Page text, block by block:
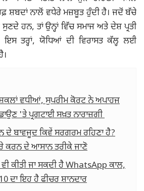
ਸ਼ਬਦਾਂ ਨਾਲੋਂ ਵਧੇਰੇ ਮਜ਼ਬੂਤ ​​ਹੁੰਦੀ ਹੈ। ਜਦੋਂ ਬੱਚੇ
ਹਨ, ਤਾਂ ਉਨ੍ਹਾਂ ਵਿੱਚ ਸਮਾਜ ਅਤੇ ਦੇਸ਼ ਪ੍ਰਤੀ
ਇਸ ਤਰ੍ਹਾਂ, ਯੋਧਿਆਂ ਦੀ ਵਿਰਾਸਤ ਕੱਲ੍ਹ ਲਈ
ਵਧੀਆਂ, ਸੁਪਰੀਮ ਕੋਰਟ ਨੇ ਅਪਾਹਜ
'ਤੇ ਪ੍ਰਗਟਾਈ ਸਖ਼ਤ ਨਾਰਾਜ਼ਗੀ
ਬਾਵਜੂਦ ਕਿਵੇਂ ਸਰਗਰਮ ਰਹਿਣਾ ਹੈ?
ਕਰਨ ਦੇ ਆਸਾਨ ਤਰੀਕੇ ਜਾਣੋ
ਕੀਤੀ ਜਾ ਸਕਦੀ ਹੈ WhatsApp ਕਾਲ,
ਦਾ ਇਹ ਹੈ ਫੀਚਰ ਸ਼ਾਨਦਾਰ